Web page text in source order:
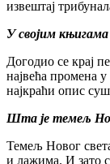
извештај
У својим
Догодио се крај
највећа промена
најкраћи опис
Шта је темељ
Темељ Новог
и лажима. И зато